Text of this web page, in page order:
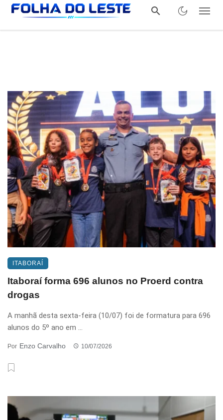
ITABORAÍ
Itaboraí forma 696 alunos no Proerd contra
drogas
A manhã desta sexta-feira (10/07) foi de formatura para 696
alunos do 5º ano em ...
Por Enzo Carvalho 10/07/2026